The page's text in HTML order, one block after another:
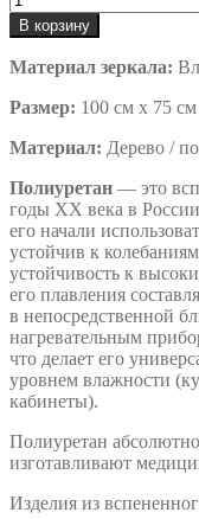
В корзину
Материал зеркала:
Размер: 100 см x 75
Материал: Дерево /
Полиуретан — это
годы XX века в
его начали
устойчив к
устойчивость к
его плавления
в непосредственной
нагревательным
что делает его
уровнем влажности
кабинеты).
Полиуретан
изготавливают
Изделия из